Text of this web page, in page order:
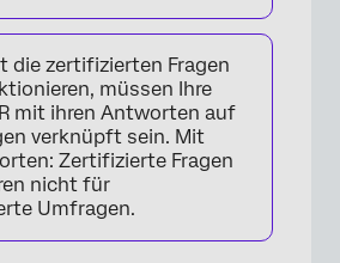
die zertifizierten Fragen
müssen Ihre
mit ihren Antworten auf
verknüpft sein. Mit
Zertifizierte Fragen
nicht für
Umfragen.